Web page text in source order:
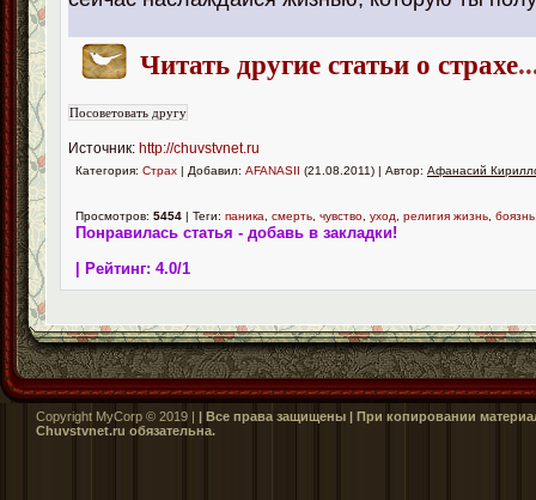
Читать другие статьи о страхе
Источник: http://chuvstvnet.ru
Категория: Страх | Добавил: AFANASII (21.08.2011) | Автор: Афанасий
Просмотров: 5454 | Теги: паника смерть чувство уход религия жизнь боязнь
Понравилась статья - добавь в закладки!
| Рейтинг: 4.0/1
Copyright MyCorp © 2019 | | Все права защищены | При копировании
Сhuvstvnet.ru обязательна.